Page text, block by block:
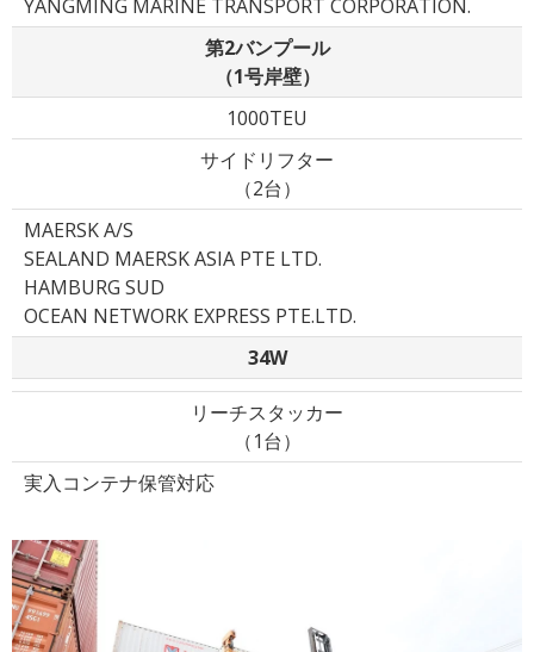
YANGMING MARINE TRANSPORT CORPORATION.
第2バンプール
（1号岸壁）
1000TEU
サイドリフター
（2台）
MAERSK A/S
SEALAND MAERSK ASIA PTE LTD.
HAMBURG SUD
OCEAN NETWORK EXPRESS PTE.LTD.
34W
リーチスタッカー
（1台）
実入コンテナ保管対応